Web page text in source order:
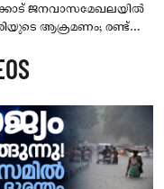
ജനവാസമേഖലയിൽ
ആക്രമണം; രണ്ട്
നൽകി പഞ്ചായത്ത്